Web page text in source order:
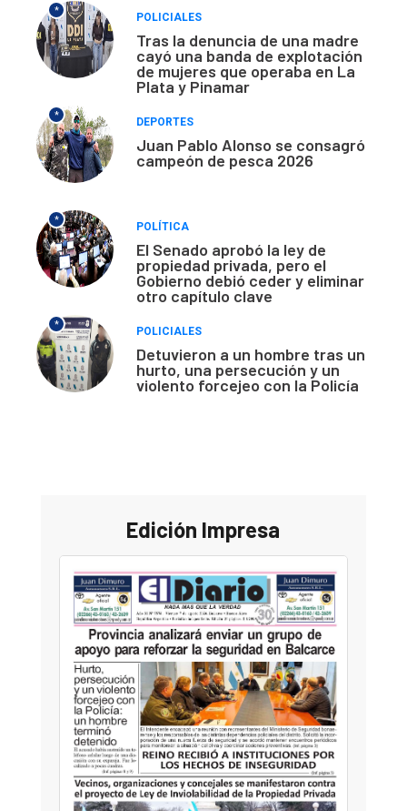
*
POLICIALES
Tras la denuncia de una madre
cayó una banda de explotación
de mujeres que operaba en La
Plata y Pinamar
*
DEPORTES
Juan Pablo Alonso se consagró
campeón de pesca 2026
*
POLÍTICA
El Senado aprobó la ley de
propiedad privada, pero el
Gobierno debió ceder y eliminar
otro capítulo clave
*
POLICIALES
Detuvieron a un hombre tras un
hurto, una persecución y un
violento forcejeo con la Policía
Edición Impresa